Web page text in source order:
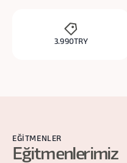
3.990TRY
EĞITMENLER
Eğitmenlerimiz